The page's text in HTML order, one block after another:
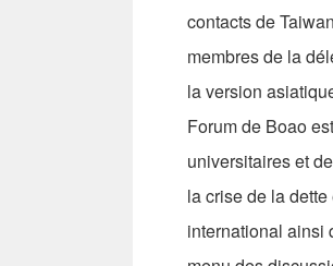
contacts de
membres de la
la version
Forum de Boao
universitaires et
la crise de la
international ainsi